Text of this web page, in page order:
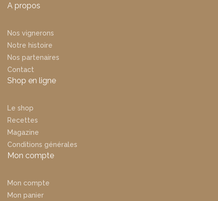
A propos
Nos vignerons
Notre histoire
Nos partenaires
Contact
Shop en ligne
Le shop
Recettes
Magazine
Conditions générales
Mon compte
Mon compte
Mon panier